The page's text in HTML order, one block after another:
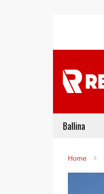
Ballina
Home